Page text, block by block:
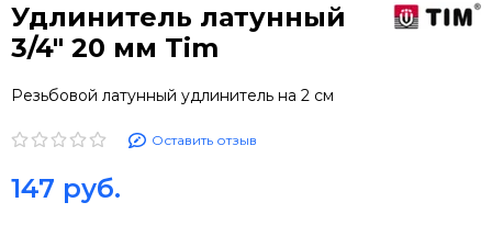
Удлинитель латунный
3/4" 20 мм Tim
Резьбовой латунный удлинитель на 2 см
Оставить отзыв
147 руб.